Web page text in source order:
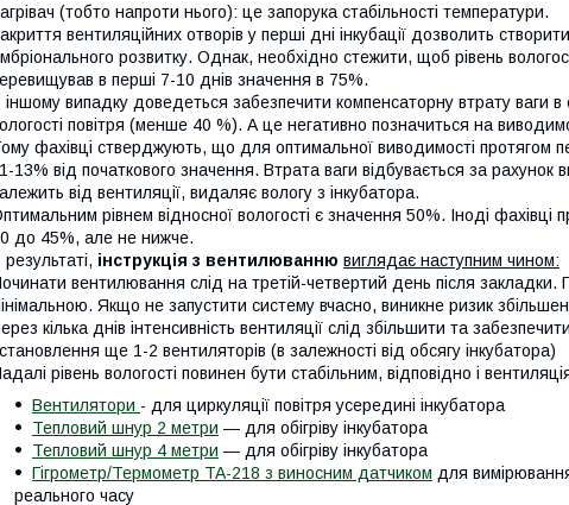
(тобто напроти нього): це запорука стабільності температури.
вентиляційних отворів у перші дні інкубації дозволить
розвитку. Однак, необхідно стежити, щоб рівень
в перші 7-10 днів значення в 75%.
іншому випадку доведеться забезпечити компенсаторну втрату ваги в
повітря (менше 40 %). А це негативно позначиться на
фахівці стверджують, що для оптимальної виводимості протягом
13% від початкового значення. Втрата ваги відбувається за рахунок
від вентиляції, видаляє вологу з інкубатора.
рівнем відносної вологості є значення 50%. Іноді фахівці
до 45%, але не нижче.
результаті, інструкція з вентилюванню виглядає наступним чином:
вентилювання слід на третій-четвертий день після закладки.
Якщо не запустити систему вчасно, виникне ризик
кілька днів інтенсивність вентиляції слід збільшити та
ще 1-2 вентиляторів (в залежності від обсягу інкубатора)
рівень вологості повинен бути стабільним, відповідно і
Вентилятори - для циркуляції повітря усередині інкубатора
Тепловий шнур 2 метри ― для обігріву інкубатора
Тепловий шнур 4 метри ― для обігріву інкубатора
Гігрометр/Термометр TA-218 з виносним датчиком для
реального часу